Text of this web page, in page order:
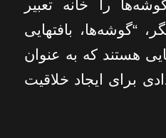
را خانه تعبیر
“گوشه‌ها، بافتهایی
هستند که به عنوان
برای ایجاد خلاقیت